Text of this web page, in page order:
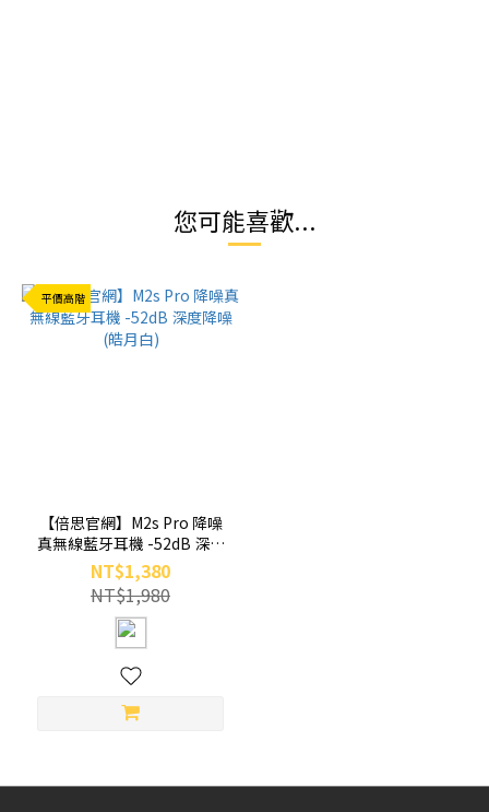
您可能喜歡...
平價高階
【倍思官網】M2s Pro 降噪
真無線藍牙耳機 -52dB 深度
降噪 (皓月白)
NT$1,380
NT$1,980